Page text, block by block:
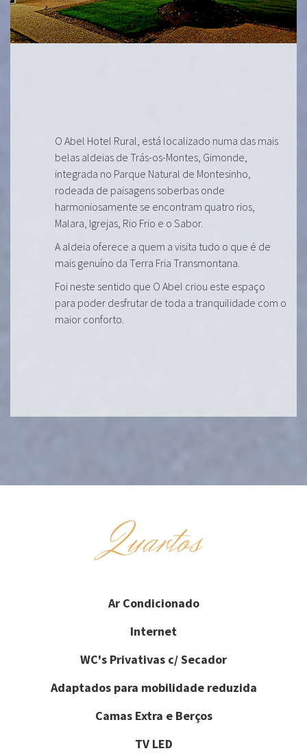
O Abel Hotel Rural, está localizado numa das mais
belas aldeias de Trás-os-Montes, Gimonde,
integrada no Parque Natural de Montesinho,
rodeada de paisagens soberbas onde
harmoniosamente se encontram quatro rios,
Malara, Igrejas, Rio Frio e o Sabor.
A aldeia oferece a quem a visita tudo o que é de
mais genuíno da Terra Fria Transmontana.
Foi neste sentido que O Abel criou este espaço
para poder desfrutar de toda a tranquilidade com o
maior conforto.
Quartos
Ar Condicionado
Internet
WC's Privativas c/ Secador
Adaptados para mobilidade reduzida
Camas Extra e Berços
TV LED